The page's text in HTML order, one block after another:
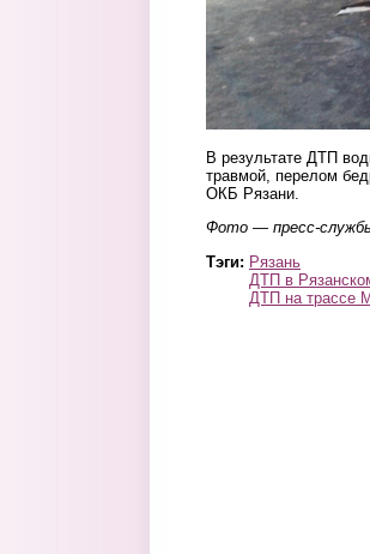
В результате ДТП
травмой, перелом
ОКБ Рязани.
Фото — пресс-
Тэги: Рязань
ДТП в
ДТП на трассе